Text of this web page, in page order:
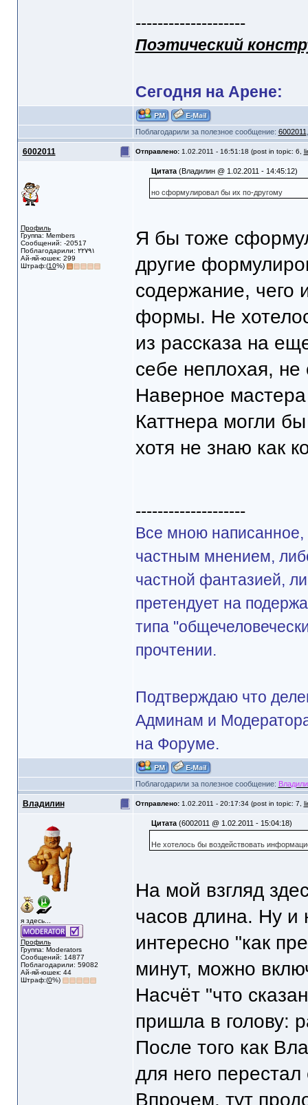
--------------------
Поэтический
Сегодня на Арене:
Поблагодарили за полезное сообщение: 6002011
6002011 Отправлено: 1.02.2011 - 16:51:18 (post in topic: 6,
Профиль
Группа: Members
Сообщений: -20517
Поблагодарили: ٢٢٧٩١
Ай-яй-юшек: 299
Штраф:(10%)
Цитата(Владилин @ 1.02.2011 - 14:45:12)
но сформулировал бы их по-другому
Я бы тоже
другие
содержание, чего
формы. Не
из рассказа на
себе неплохая, не
Наверное
Каттнера могли
хотя не знаю как
--------------------
Все мною написанное,
частным мнением,
частной фантазией,
претендует на
типа
прочтении.
Подтверждаю что
Админам и
на Форуме.
Поблагодарили за полезное сообщение:
Владилин Отправлено: 1.02.2011 - 20:17:34 (post in topic: 7,
я здесь...
Профиль
Группа: Moderators
Сообщений: 14877
Поблагодарили: 59082
Ай-яй-юшек: 44
Штраф:(0%)
Цитата(6002011 @ 1.02.2011 - 15:04:18)
Не хотелось бы воздействовать
На мой взгляд
часов длина. Ну и
интересно "как
минут, можно
Насчёт "что
пришла в голову:
После того как
для него
Впрочем, тут